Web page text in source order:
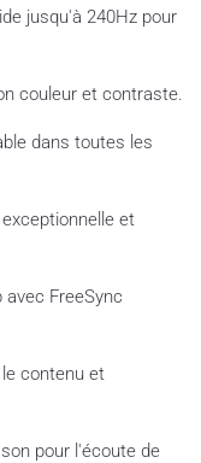
jusqu'à 240Hz pour
couleur et contraste.
dans toutes les
et
avec FreeSync
contenu et
pour l'écoute de